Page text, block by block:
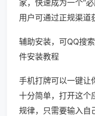
家，快速成为一个“
用户可通过正规渠道
辅助安装，可QQ搜
件安装教程
手机打牌可以一键让
十分简单，打开这个
规律，只需要输入自